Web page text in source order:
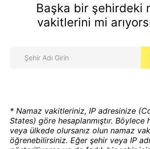
Başka bir şehirdeki
vakitlerini mi
* Namaz vakitleriniz, IP adresinize
States) göre hesaplanmıştır. Böylece
veya ülkede olursanız olun namaz
öğrenebilirsiniz. Eğer şehir veya IP